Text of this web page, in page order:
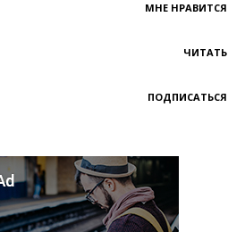
МНЕ НРАВИТСЯ
ЧИТАТЬ
ПОДПИСАТЬСЯ